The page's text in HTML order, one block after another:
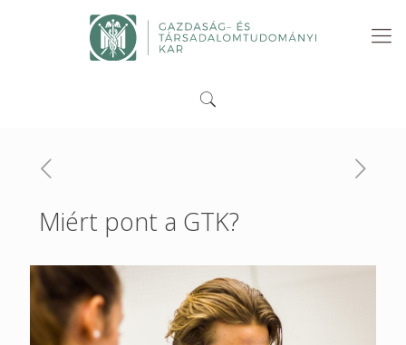
Miért pont a GTK?